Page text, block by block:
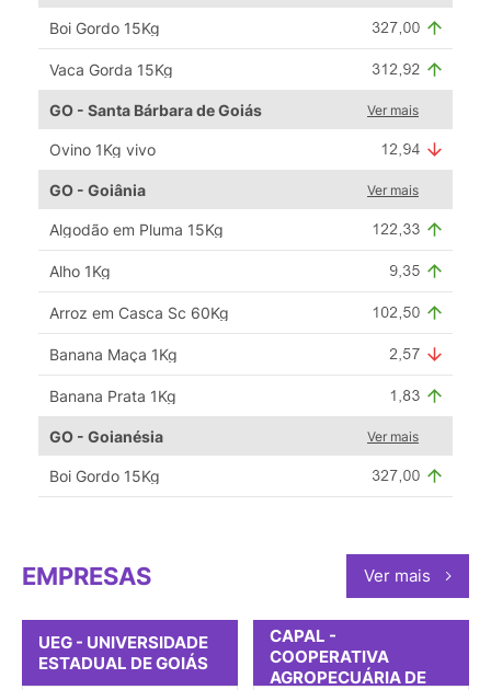
Boi Gordo 15Kg
Vaca Gorda 15Kg
GO - Santa Bárbara de Goiás Ver mais
Ovino 1Kg vivo
GO - Goiânia Ver mais
Algodão em Pluma 15Kg
Alho 1Kg
Arroz em Casca Sc 60Kg
Banana Maça 1Kg
Banana Prata 1Kg
GO - Goianésia Ver mais
Boi Gordo 15Kg
EMPRESAS Ver mais
UEG - UNIVERSIDADE
ESTADUAL DE GOIÁS
CAPAL -
COOPERATIVA
AGROPECUÁRIA DE